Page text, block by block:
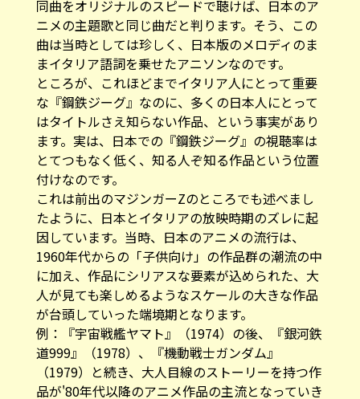
同曲をオリジナルのスピードで聴けば、日本のア
ニメの主題歌と同じ曲だと判ります。そう、この
曲は当時としては珍しく、日本版のメロディのま
まイタリア語詞を乗せたアニソンなのです。
ところが、これほどまでイタリア人にとって重要
な『鋼鉄ジーグ』なのに、多くの日本人にとって
はタイトルさえ知らない作品、という事実があり
ます。実は、日本での『鋼鉄ジーグ』の視聴率は
とてつもなく低く、知る人ぞ知る作品という位置
付けなのです。
これは前出のマジンガーZのところでも述べまし
たように、日本とイタリアの放映時期のズレに起
因しています。当時、日本のアニメの流行は、
1960年代からの「子供向け」の作品群の潮流の中
に加え、作品にシリアスな要素が込められた、大
人が見ても楽しめるようなスケールの大きな作品
が台頭していった端境期となります。
例：『宇宙戦艦ヤマト』（1974）の後、『銀河鉄
道999』（1978）、『機動戦士ガンダム』
（1979）と続き、大人目線のストーリーを持つ作
品が'80年代以降のアニメ作品の主流となっていき